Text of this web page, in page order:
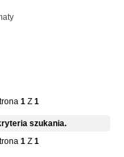
1Z 1
szukania.
1Z 1